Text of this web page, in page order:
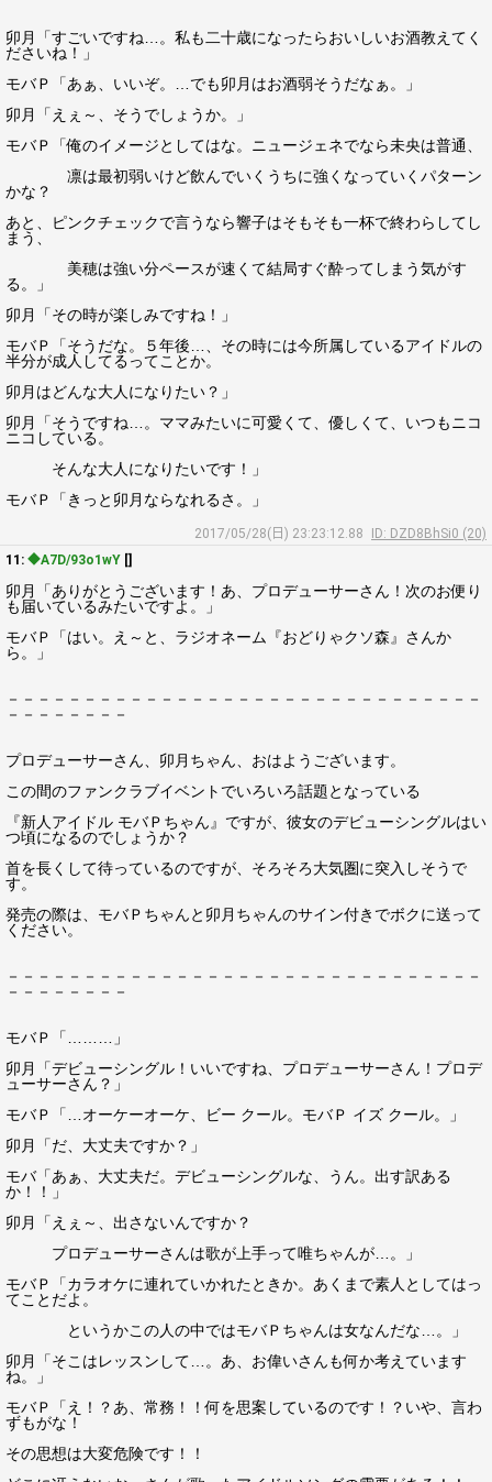
卯月「すごいですね…。私も二十歳になったらおいしいお酒教えてく
ださいね！」
モバＰ「あぁ、いいぞ。…でも卯月はお酒弱そうだなぁ。」
卯月「えぇ～、そうでしょうか。」
モバＰ「俺のイメージとしてはな。ニュージェネでなら未央は普通、
凛は最初弱いけど飲んでいくうちに強くなっていくパターン
かな？
あと、ピンクチェックで言うなら響子はそもそも一杯で終わらしてし
まう、
美穂は強い分ペースが速くて結局すぐ酔ってしまう気がす
る。」
卯月「その時が楽しみですね！」
モバＰ「そうだな。５年後…、その時には今所属しているアイドルの
半分が成人してるってことか。
卯月はどんな大人になりたい？」
卯月「そうですね…。ママみたいに可愛くて、優しくて、いつもニコ
ニコしている。
そんな大人になりたいです！」
モバＰ「きっと卯月ならなれるさ。」
2017/05/28(日) 23:23:12.88
ID: DZD8BhSi0 (20)
11: ◆A7D/93o1wY []
卯月「ありがとうございます！あ、プロデューサーさん！次のお便り
も届いているみたいですよ。」
モバＰ「はい。え～と、ラジオネーム『おどりゃクソ森』さんか
ら。」
－－－－－－－－－－－－－－－－－－－－－－－－－－－－－－－
－－－－－－－－
プロデューサーさん、卯月ちゃん、おはようございます。
この間のファンクラブイベントでいろいろ話題となっている
『新人アイドル モバＰちゃん』ですが、彼女のデビューシングルはい
つ頃になるのでしょうか？
首を長くして待っているのですが、そろそろ大気圏に突入しそうで
す。
発売の際は、モバＰちゃんと卯月ちゃんのサイン付きでボクに送って
ください。
－－－－－－－－－－－－－－－－－－－－－－－－－－－－－－－
－－－－－－－－
モバＰ「………」
卯月「デビューシングル！いいですね、プロデューサーさん！プロデ
ューサーさん？」
モバＰ「…オーケーオーケ、ビー クール。モバＰ イズ クール。」
卯月「だ、大丈夫ですか？」
モバ「あぁ、大丈夫だ。デビューシングルな、うん。出す訳ある
か！！」
卯月「えぇ～、出さないんですか？
プロデューサーさんは歌が上手って唯ちゃんが…。」
モバＰ「カラオケに連れていかれたときか。あくまで素人としてはっ
てことだよ。
というかこの人の中ではモバＰちゃんは女なんだな…。」
卯月「そこはレッスンして…。あ、お偉いさんも何か考えています
ね。」
モバＰ「え！？あ、常務！！何を思案しているのです！？いや、言わ
ずもがな！
その思想は大変危険です！！